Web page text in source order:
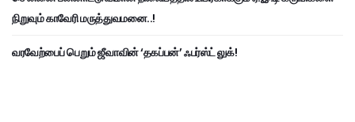
நிறுவும் காவேரி மருத்துவமனை..!
வரவேற்பைப் பெறும் ஜீவாவின் ‘தகப்பன்’ ஃபர்ஸ்ட் லுக்!